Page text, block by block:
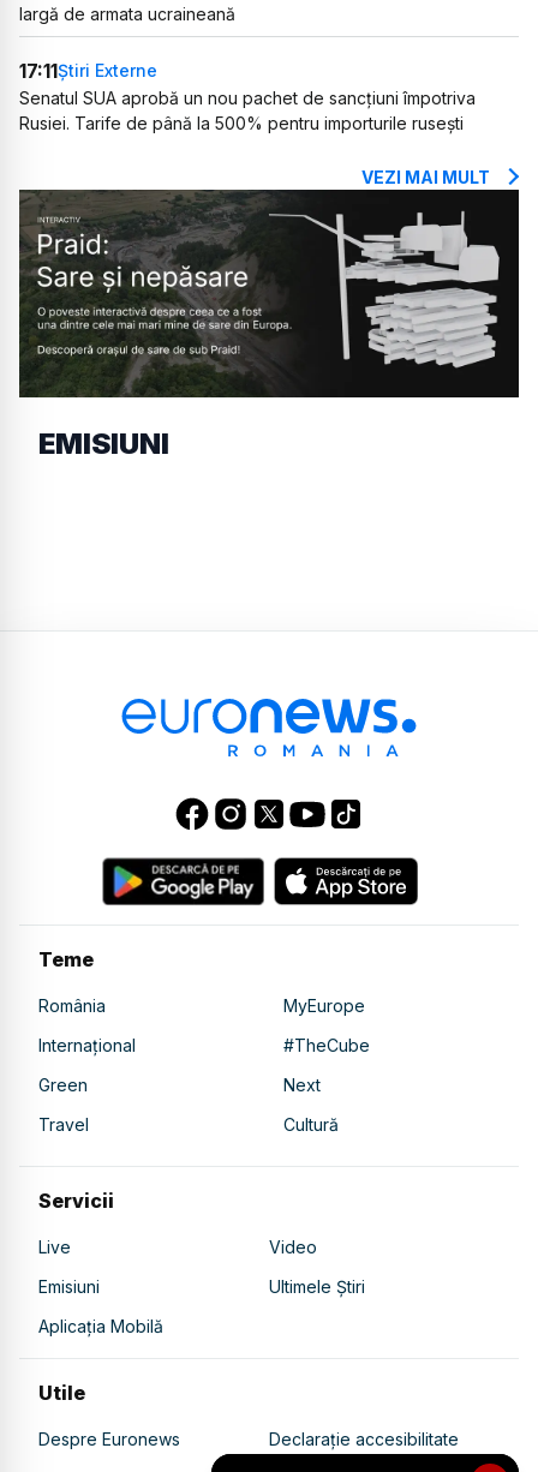
largă de armata ucraineană
17:11Știri Externe
Senatul SUA aprobă un nou pachet de sancțiuni împotriva
Rusiei. Tarife de până la 500% pentru importurile rusești
VEZI MAI MULT
EMISIUNI
Teme
România
MyEurope
Internațional
#TheCube
Green
Next
Travel
Cultură
Servicii
Live
Video
Emisiuni
Ultimele Știri
Aplicația Mobilă
Utile
Despre Euronews
Declarație accesibilitate